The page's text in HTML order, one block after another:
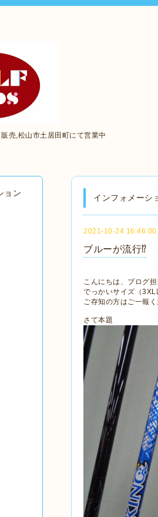
売,松山市土居田町にて営業中
インフォメーシ
2021-10-24 16:46:00
ブルーが流行⁉
こんにちは、ブログ
でっかいサイズ（3XL
ご存知の方はご一報
さて本題
ョン